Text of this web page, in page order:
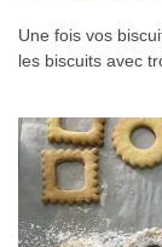
Une fois vos
les biscuits avec